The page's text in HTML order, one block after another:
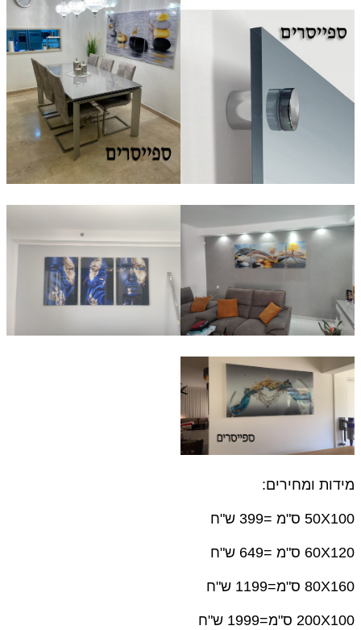
מידות ומחירים:
50X100 ס"מ =399 ש"ח
60X120 ס"מ =649 ש"ח
80X160 ס"מ=1199 ש"ח
200X100 ס"מ=1999 ש"ח